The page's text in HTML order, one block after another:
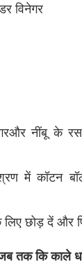
विनेगर
नींबू के
में कॉटन
छोड़ दें और
तक कि काले